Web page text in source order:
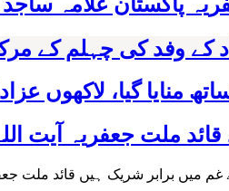
کے وفد کی چہلم